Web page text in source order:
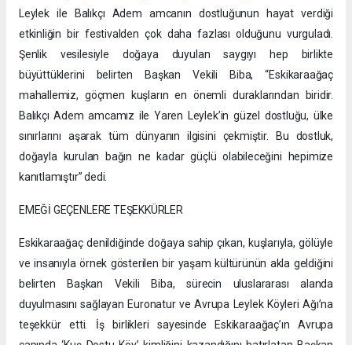
Leylek ile Balıkçı Adem amcanın dostluğunun hayat verdiği
etkinliğin bir festivalden çok daha fazlası olduğunu vurguladı.
Şenlik vesilesiyle doğaya duyulan saygıyı hep birlikte
büyüttüklerini belirten Başkan Vekili Biba, “Eskikaraağaç
mahallemiz, göçmen kuşların en önemli duraklarından biridir.
Balıkçı Adem amcamız ile Yaren Leylek’in güzel dostluğu, ülke
sınırlarını aşarak tüm dünyanın ilgisini çekmiştir. Bu dostluk,
doğayla kurulan bağın ne kadar güçlü olabileceğini hepimize
kanıtlamıştır” dedi.
EMEĞİ GEÇENLERE TEŞEKKÜRLER
Eskikaraağaç denildiğinde doğaya sahip çıkan, kuşlarıyla, gölüyle
ve insanıyla örnek gösterilen bir yaşam kültürünün akla geldiğini
belirten Başkan Vekili Biba, sürecin uluslararası alanda
duyulmasını sağlayan Euronatur ve Avrupa Leylek Köyleri Ağı’na
teşekkür etti. İş birlikleri sayesinde Eskikaraağaç’ın Avrupa